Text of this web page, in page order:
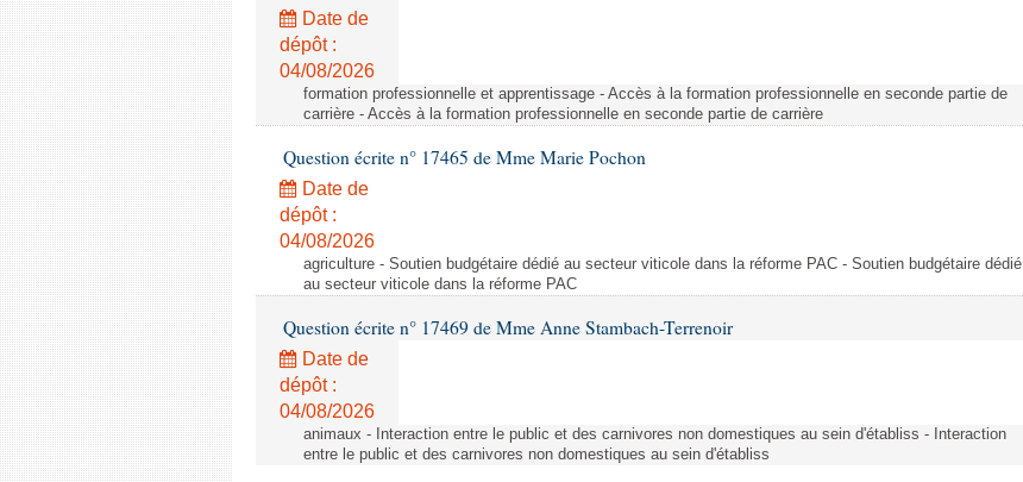
Date de
dépôt :
04/08/2026
formation professionnelle et apprentissage - Accès à la formation professionnelle en seconde partie de
carrière - Accès à la formation professionnelle en seconde partie de carrière
Question écrite n° 17465 de Mme Marie Pochon
Date de
dépôt :
04/08/2026
agriculture - Soutien budgétaire dédié au secteur viticole dans la réforme PAC - Soutien budgétaire dédié
au secteur viticole dans la réforme PAC
Question écrite n° 17469 de Mme Anne Stambach-Terrenoir
Date de
dépôt :
04/08/2026
animaux - Interaction entre le public et des carnivores non domestiques au sein d'établiss - Interaction
entre le public et des carnivores non domestiques au sein d'établiss